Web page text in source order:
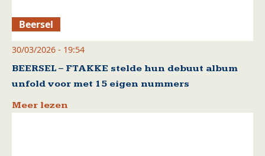
Beersel
30/03/2026 - 19:54
BEERSEL – FTAKKE stelde hun debuut album
unfold voor met 15 eigen nummers
Meer lezen